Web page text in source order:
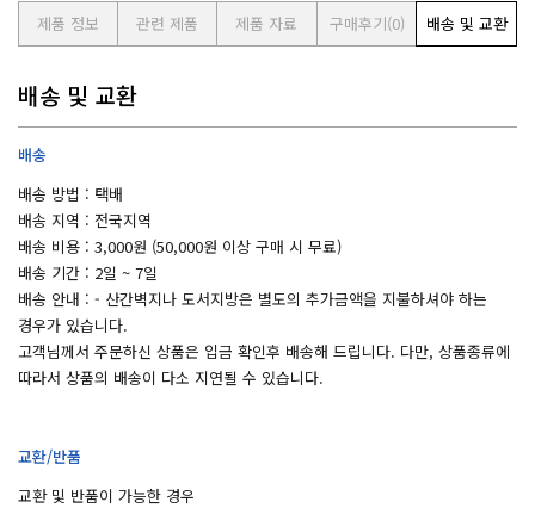
제품 정보 관련 제품 제품 자료 구매후기(0) 배송 및 교환
배송 및 교환
배송
배송 방법 : 택배
배송 지역 : 전국지역
배송 비용 : 3,000원 (50,000원 이상 구매 시 무료)
배송 기간 : 2일 ~ 7일
배송 안내 : - 산간벽지나 도서지방은 별도의 추가금액을 지불하셔야 하는
경우가 있습니다.
고객님께서 주문하신 상품은 입금 확인후 배송해 드립니다. 다만, 상품종류에
따라서 상품의 배송이 다소 지연될 수 있습니다.
교환/반품
교환 및 반품이 가능한 경우